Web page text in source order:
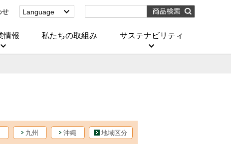
せ
Language
(Corporate)
(บริการ)
情報 私たちの取組み サステナビリティ
九州 沖縄 地域区分